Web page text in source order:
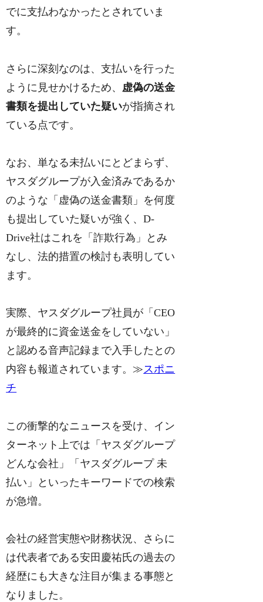
でに支払わなかったとされていま
す。
さらに深刻なのは、支払いを行った
ように見せかけるため、 虚偽の送金
書類を提出していた疑いが指摘され
ている点です。
なお、単なる未払いにとどまらず、
ヤスダグループが入金済みであるか
のような「虚偽の送金書類」を何度
も提出していた疑いが強く、D-
Drive社はこれを「詐欺行為」とみ
なし、法的措置の検討も表明してい
ます。
実際、ヤスダグループ社員が「CEO
が最終的に資金送金をしていない」
と認める音声記録まで入手したとの
内容も報道されています。≫スポニ
チ
この衝撃的なニュースを受け、イン
ターネット上では「ヤスダグループ
どんな会社」「ヤスダグループ 未
払い」といったキーワードでの検索
が急増。
会社の経営実態や財務状況、さらに
は代表者である安田慶祐氏の過去の
経歴にも大きな注目が集まる事態と
なりました。